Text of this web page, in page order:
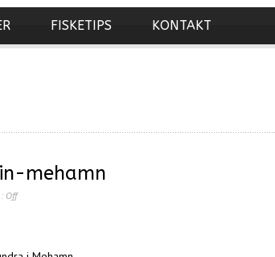
FISKETIPS KONTAKT
mehamn
Off